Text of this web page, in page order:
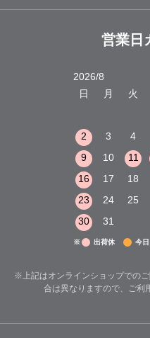
営業日
2026/8
日
月 火
2
3 4
9
10 11
16
17 18
23
24 25
30
31
※ 出荷休 今日
※上記はオンラインショップでの
合は異なりますので、ご利